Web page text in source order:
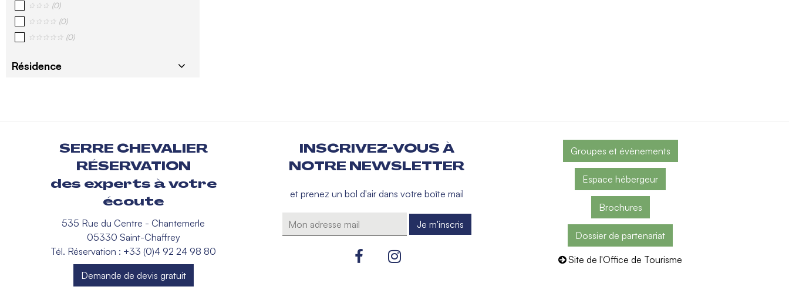
☆☆☆ (0)
☆☆☆☆ (0)
☆☆☆☆☆ (0)
Résidence
SERRE CHEVALIER
RÉSERVATION
des experts à votre
écoute
535 Rue du Centre - Chantemerle
05330 Saint-Chaffrey
Tél. Réservation : +33 (0)4 92 24 98 80
Demande de devis gratuit
INSCRIVEZ-VOUS À
NOTRE NEWSLETTER
et prenez un bol d'air dans votre boîte mail
Groupes et évènements
Espace hébergeur
Brochures
Dossier de partenariat
Site de l'Office de Tourisme